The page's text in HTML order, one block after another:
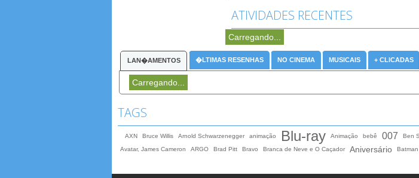
ATIVIDADES RECENTES
Carregando...
LAN�AMENTOS �LTIMAS RESENHAS NO CINEMA MUSICAIS + CLICADAS
Carregando...
TAGS
AXN Bruce Willis Arnold Schwarzenegger animação Blu-ray Animação bebê 007 Ben
Avatar, James Cameron
ARGO Brad Pitt Bravo Branca de Neve e O Caçador Aniversário Batman